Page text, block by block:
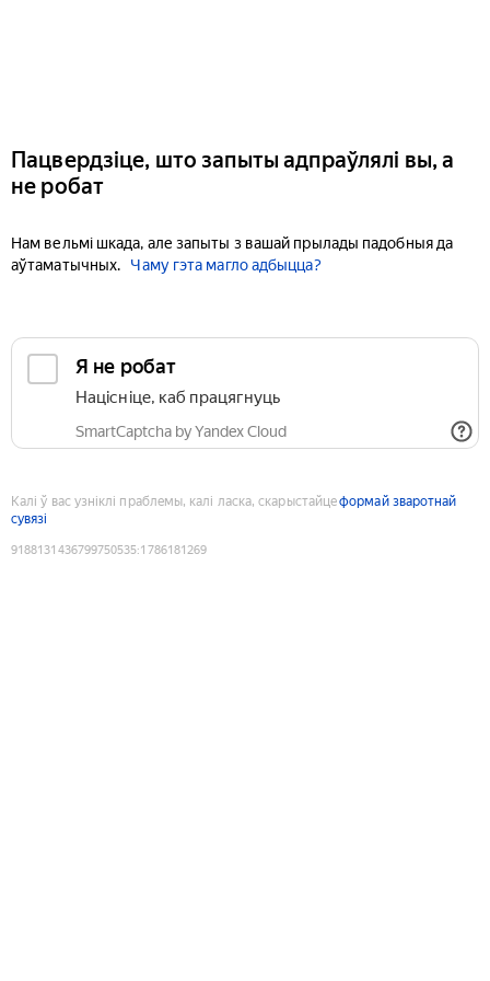
Пацвердзіце, што запыты адпраўлялі вы, а
не робат
Нам вельмі шкада, але запыты з вашай прылады падобныя да
аўтаматычных.
Чаму гэта магло адбыцца?
Я не робат
Націсніце, каб працягнуць
SmartCaptcha by Yandex Cloud
Калі ў вас узніклі праблемы, калі ласка, скарыстайцеформай зваротнай
сувязі
9188131436799750535:1786181269